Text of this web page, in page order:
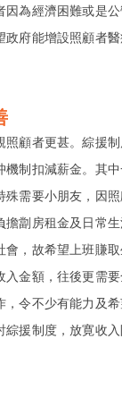
因為經濟困難或是
政府能增設照顧者
照顧者更甚。綜援
機制扣減薪金。其
殊需要小朋友，因
擔劏房租金及日常
會，故希望上班賺
入金額，往後更需
，令不少有能力及
綜援制度，放寛收